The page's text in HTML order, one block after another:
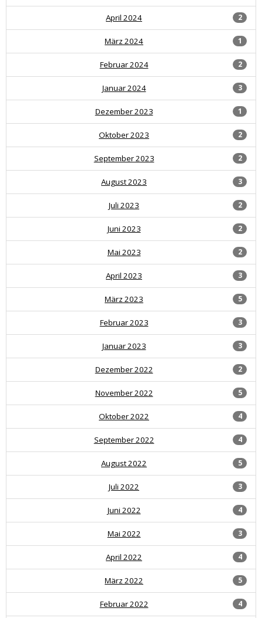
2
April 2024
1
März 2024
2
Februar 2024
3
Januar 2024
1
Dezember 2023
2
Oktober 2023
2
September 2023
3
August 2023
2
Juli 2023
2
Juni 2023
2
Mai 2023
3
April 2023
5
März 2023
3
Februar 2023
3
Januar 2023
2
Dezember 2022
5
November 2022
4
Oktober 2022
4
September 2022
5
August 2022
3
Juli 2022
4
Juni 2022
3
Mai 2022
4
April 2022
5
März 2022
4
Februar 2022